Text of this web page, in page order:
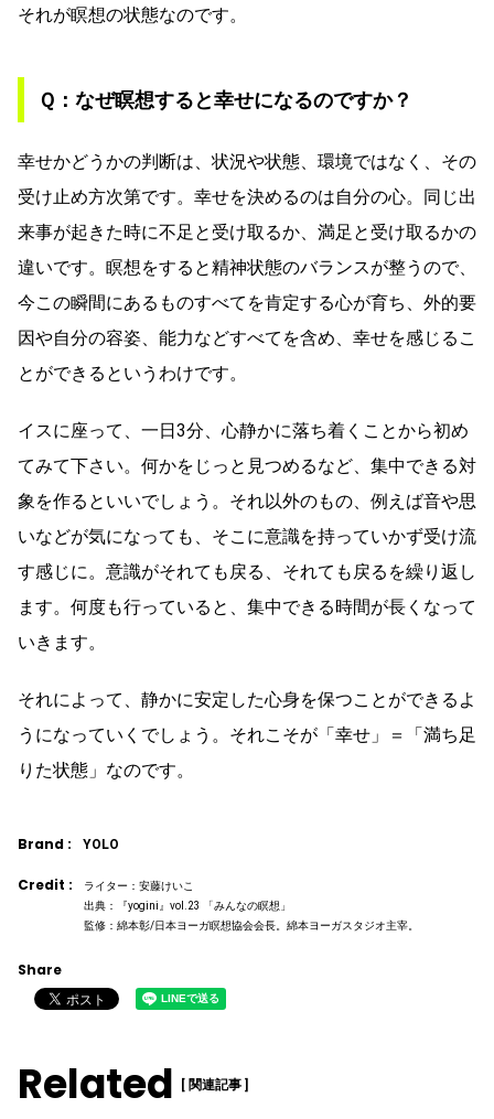
それが瞑想の状態なのです。
Ｑ：なぜ瞑想すると幸せになるのですか？
幸せかどうかの判断は、状況や状態、環境ではなく、その
受け止め方次第です。幸せを決めるのは自分の心。同じ出
来事が起きた時に不足と受け取るか、満足と受け取るかの
違いです。瞑想をすると精神状態のバランスが整うので、
今この瞬間にあるものすべてを肯定する心が育ち、外的要
因や自分の容姿、能力などすべてを含め、幸せを感じるこ
とができるというわけです。
イスに座って、一日3分、心静かに落ち着くことから初め
てみて下さい。何かをじっと見つめるなど、集中できる対
象を作るといいでしょう。それ以外のもの、例えば音や思
いなどが気になっても、そこに意識を持っていかず受け流
す感じに。意識がそれても戻る、それても戻るを繰り返し
ます。何度も行っていると、集中できる時間が長くなって
いきます。
それによって、静かに安定した心身を保つことができるよ
うになっていくでしょう。それこそが「幸せ」＝「満ち足
りた状態」なのです。
Brand : YOLO
Credit :
ライター：安藤けいこ
出典：『yogini』vol.23 「みんなの瞑想」
監修：綿本彰/日本ヨーガ瞑想協会会長。綿本ヨーガスタジオ主宰。
Share
Related [ 関連記事 ]